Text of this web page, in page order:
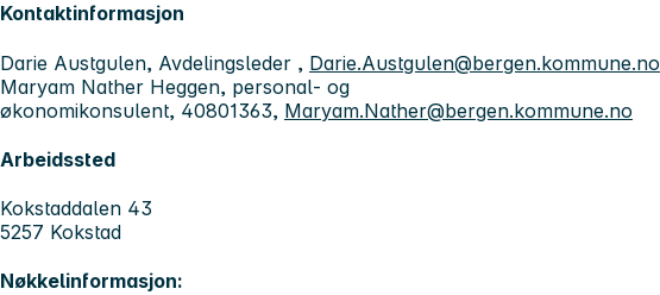
Kontaktinformasjon
Darie Austgulen, Avdelingsleder , Darie.Austgulen@bergen.kommune.no
Maryam Nather Heggen, personal- og
økonomikonsulent, 40801363, Maryam.Nather@bergen.kommune.no
Arbeidssted
Kokstaddalen 43
5257 Kokstad
Nøkkelinformasjon: